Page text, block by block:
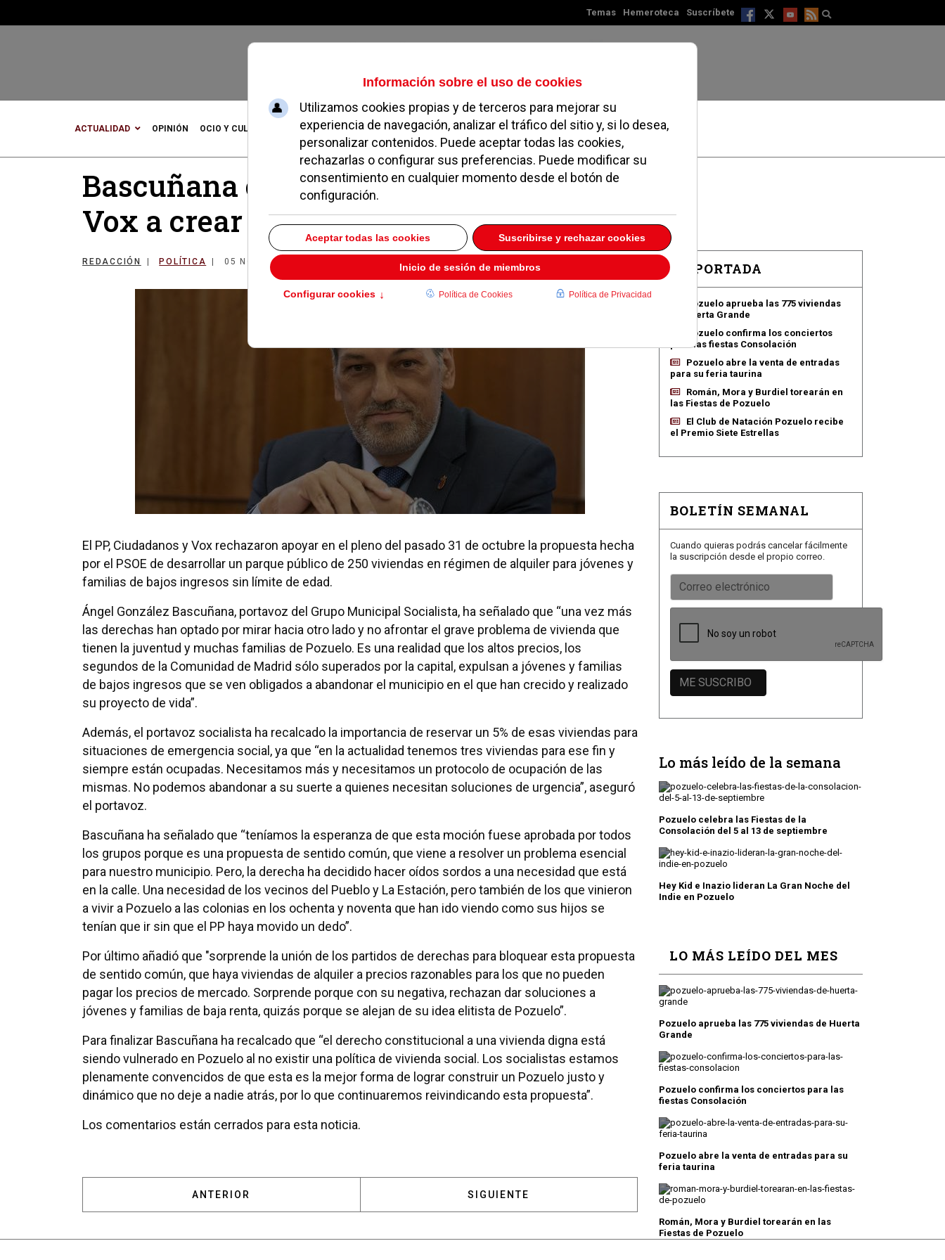
Temas Hemeroteca Suscríbete
Domingo, 09 de agosto de 2026
ACTUALIDAD OPINIÓN OCIO Y CULTURA DEPORTES MADRID NOROESTE SOCIEDAD MAGAZINE SERVICIOS
Bascuñana critica la negativa de PP y
Vox a crear 250 viviendas protegidas
REDACCIÓN POLÍTICA 05 NOVIEMBRE 2019
El PP, Ciudadanos y Vox rechazaron apoyar en el pleno del pasado 31 de octubre la propuesta hecha
por el PSOE de desarrollar un parque público de 250 viviendas en régimen de alquiler para jóvenes y
familias de bajos ingresos sin límite de edad.
Ángel González Bascuñana, portavoz del Grupo Municipal Socialista, ha señalado que “una vez más
las derechas han optado por mirar hacia otro lado y no afrontar el grave problema de vivienda que
tienen la juventud y muchas familias de Pozuelo. Es una realidad que los altos precios, los
segundos de la Comunidad de Madrid sólo superados por la capital, expulsan a jóvenes y familias
de bajos ingresos que se ven obligados a abandonar el municipio en el que han crecido y realizado
su proyecto de vida”.
Además, el portavoz socialista ha recalcado la importancia de reservar un 5% de esas viviendas para
situaciones de emergencia social, ya que “en la actualidad tenemos tres viviendas para ese fin y
siempre están ocupadas. Necesitamos más y necesitamos un protocolo de ocupación de las
mismas. No podemos abandonar a su suerte a quienes necesitan soluciones de urgencia”, aseguró
el portavoz.
Bascuñana ha señalado que “teníamos la esperanza de que esta moción fuese aprobada por todos
los grupos porque es una propuesta de sentido común, que viene a resolver un problema esencial
para nuestro municipio. Pero, la derecha ha decidido hacer oídos sordos a una necesidad que está
en la calle. Una necesidad de los vecinos del Pueblo y La Estación, pero también de los que vinieron
a vivir a Pozuelo a las colonias en los ochenta y noventa que han ido viendo como sus hijos se
tenían que ir sin que el PP haya movido un dedo”.
Por último añadió que "sorprende la unión de los partidos de derechas para bloquear esta propuesta
de sentido común, que haya viviendas de alquiler a precios razonables para los que no pueden
pagar los precios de mercado. Sorprende porque con su negativa, rechazan dar soluciones a
jóvenes y familias de baja renta, quizás porque se alejan de su idea elitista de Pozuelo”.
Para finalizar Bascuñana ha recalcado que “el derecho constitucional a una vivienda digna está
siendo vulnerado en Pozuelo al no existir una política de vivienda social. Los socialistas estamos
plenamente convencidos de que esta es la mejor forma de lograr construir un Pozuelo justo y
dinámico que no deje a nadie atrás, por lo que continuaremos reivindicando esta propuesta”.
Los comentarios están cerrados para esta noticia.
ARTÍCULO ANTERIOR: LOS POLÍTICOS POZUELEROS MUY ACTIVOS DURANTE LA JORNADA ELECTORAL
ANTERIOR ARTÍCULO SIGUIENTE: EL PLENO APRUEBA LA ORDENANZA PARA REDUCIR EL IBI
SIGUIENTE
EN PORTADA
Pozuelo aprueba las 775 viviendas
de Huerta Grande
Pozuelo confirma los conciertos
para las fiestas Consolación
Pozuelo abre la venta de entradas
para su feria taurina
Román, Mora y Burdiel torearán en
las Fiestas de Pozuelo
El Club de Natación Pozuelo recibe
el Premio Siete Estrellas
BOLETÍN SEMANAL
Cuando quieras podrás cancelar fácilmente
la suscripción desde el propio correo.
Lo más leído de la semana
Pozuelo celebra las Fiestas de la
Consolación del 5 al 13 de septiembre
Hey Kid e Inazio lideran La Gran Noche del
Indie en Pozuelo
LO MÁS LEÍDO DEL MES
Pozuelo aprueba las 775 viviendas de Huerta
Grande
Pozuelo confirma los conciertos para las
fiestas Consolación
Pozuelo abre la venta de entradas para su
feria taurina
Román, Mora y Burdiel torearán en las
Fiestas de Pozuelo